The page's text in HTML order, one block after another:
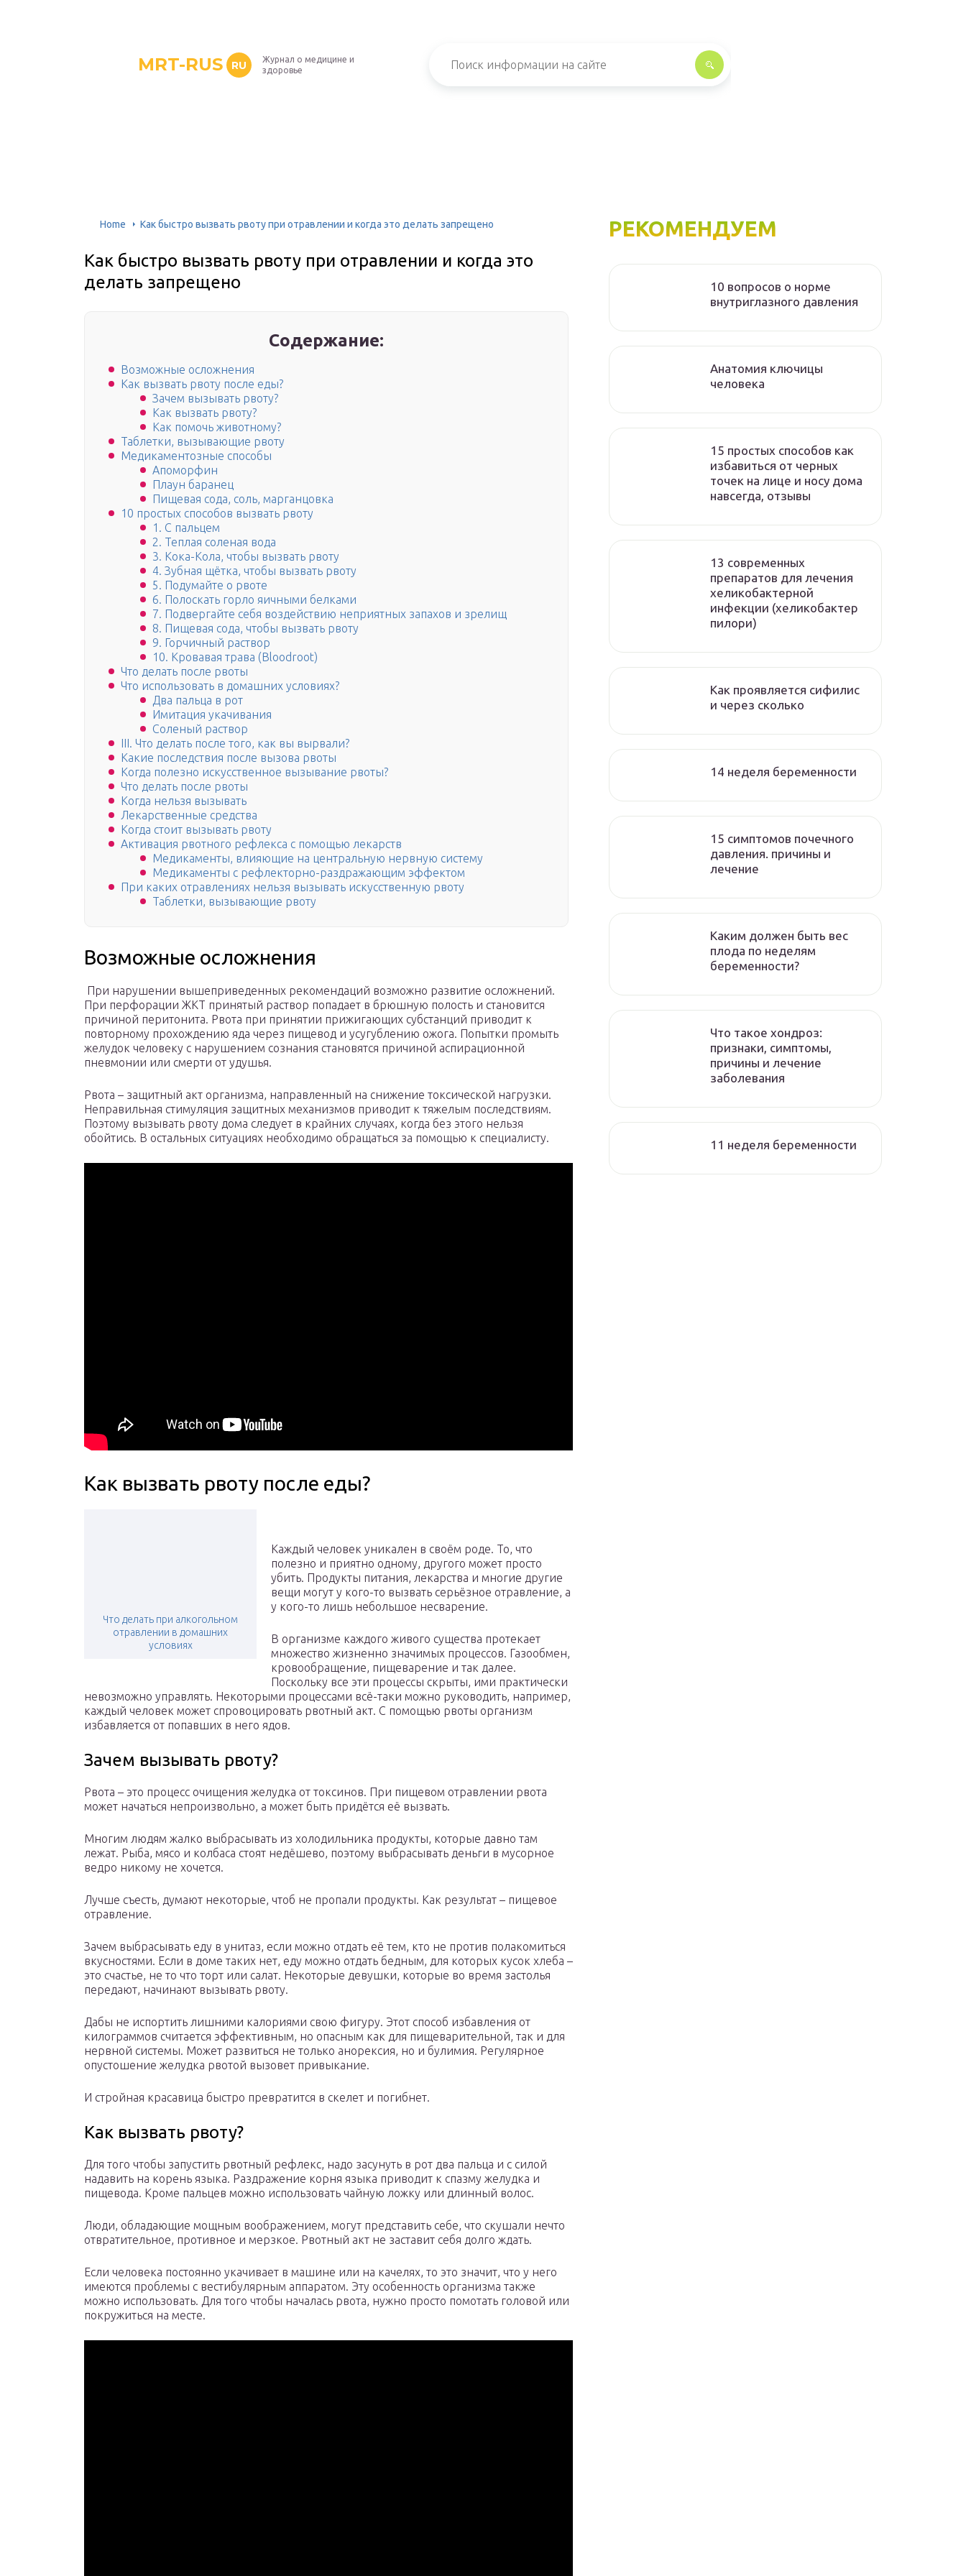
MRT-RUS RU
Журнал о медицине и
здоровье
Home Как быстро вызвать рвоту при отравлении и когда это делать запрещено
Как быстро вызвать рвоту при отравлении и когда это
делать запрещено
Содержание:
Возможные осложнения
Как вызвать рвоту после еды?
Зачем вызывать рвоту?
Как вызвать рвоту?
Как помочь животному?
Таблетки, вызывающие рвоту
Медикаментозные способы
Апоморфин
Плаун баранец
Пищевая сода, соль, марганцовка
10 простых способов вызвать рвоту
1. С пальцем
2. Теплая соленая вода
3. Кока-Кола, чтобы вызвать рвоту
4. Зубная щётка, чтобы вызвать рвоту
5. Подумайте о рвоте
6. Полоскать горло яичными белками
7. Подвергайте себя воздействию неприятных запахов и зрелищ
8. Пищевая сода, чтобы вызвать рвоту
9. Горчичный раствор
10. Кровавая трава (Bloodroot)
Что делать после рвоты
Что использовать в домашних условиях?
Два пальца в рот
Имитация укачивания
Соленый раствор
III. Что делать после того, как вы вырвали?
Какие последствия после вызова рвоты
Когда полезно искусственное вызывание рвоты?
Что делать после рвоты
Когда нельзя вызывать
Лекарственные средства
Когда стоит вызывать рвоту
Активация рвотного рефлекса с помощью лекарств
Медикаменты, влияющие на центральную нервную систему
Медикаменты с рефлекторно-раздражающим эффектом
При каких отравлениях нельзя вызывать искусственную рвоту
Таблетки, вызывающие рвоту
Возможные осложнения
При нарушении вышеприведенных рекомендаций возможно развитие осложнений.
При перфорации ЖКТ принятый раствор попадает в брюшную полость и становится
причиной перитонита. Рвота при принятии прижигающих субстанций приводит к
повторному прохождению яда через пищевод и усугублению ожога. Попытки промыть
желудок человеку с нарушением сознания становятся причиной аспирационной
пневмонии или смерти от удушья.
Рвота – защитный акт организма, направленный на снижение токсической нагрузки.
Неправильная стимуляция защитных механизмов приводит к тяжелым последствиям.
Поэтому вызывать рвоту дома следует в крайних случаях, когда без этого нельзя
обойтись. В остальных ситуациях необходимо обращаться за помощью к специалисту.
Как вызвать рвоту после еды?
Что делать при алкогольном
отравлении в домашних
условиях
Каждый человек уникален в своём роде. То, что
полезно и приятно одному, другого может просто
убить. Продукты питания, лекарства и многие другие
вещи могут у кого-то вызвать серьёзное отравление, а
у кого-то лишь небольшое несварение.
В организме каждого живого существа протекает
множество жизненно значимых процессов. Газообмен,
кровообращение, пищеварение и так далее.
Поскольку все эти процессы скрыты, ими практически
невозможно управлять. Некоторыми процессами всё-таки можно руководить, например,
каждый человек может спровоцировать рвотный акт. С помощью рвоты организм
избавляется от попавших в него ядов.
Зачем вызывать рвоту?
Рвота – это процесс очищения желудка от токсинов. При пищевом отравлении рвота
может начаться непроизвольно, а может быть придётся её вызвать.
Многим людям жалко выбрасывать из холодильника продукты, которые давно там
лежат. Рыба, мясо и колбаса стоят недёшево, поэтому выбрасывать деньги в мусорное
ведро никому не хочется.
Лучше съесть, думают некоторые, чтоб не пропали продукты. Как результат – пищевое
отравление.
Зачем выбрасывать еду в унитаз, если можно отдать её тем, кто не против полакомиться
вкусностями. Если в доме таких нет, еду можно отдать бедным, для которых кусок хлеба –
это счастье, не то что торт или салат. Некоторые девушки, которые во время застолья
передают, начинают вызывать рвоту.
Дабы не испортить лишними калориями свою фигуру. Этот способ избавления от
килограммов считается эффективным, но опасным как для пищеварительной, так и для
нервной системы. Может развиться не только анорексия, но и булимия. Регулярное
опустошение желудка рвотой вызовет привыкание.
И стройная красавица быстро превратится в скелет и погибнет.
Как вызвать рвоту?
Для того чтобы запустить рвотный рефлекс, надо засунуть в рот два пальца и с силой
надавить на корень языка. Раздражение корня языка приводит к спазму желудка и
пищевода. Кроме пальцев можно использовать чайную ложку или длинный волос.
Люди, обладающие мощным воображением, могут представить себе, что скушали нечто
отвратительное, противное и мерзкое. Рвотный акт не заставит себя долго ждать.
Если человека постоянно укачивает в машине или на качелях, то это значит, что у него
имеются проблемы с вестибулярным аппаратом. Эту особенность организма также
можно использовать. Для того чтобы началась рвота, нужно просто помотать головой или
покружиться на месте.
РЕКОМЕНДУЕМ
10 вопросов о норме
внутриглазного давления
Анатомия ключицы
человека
15 простых способов как
избавиться от черных
точек на лице и носу дома
навсегда, отзывы
13 современных
препаратов для лечения
хеликобактерной
инфекции (хеликобактер
пилори)
Как проявляется сифилис
и через сколько
14 неделя беременности
15 симптомов почечного
давления. причины и
лечение
Каким должен быть вес
плода по неделям
беременности?
Что такое хондроз:
признаки, симптомы,
причины и лечение
заболевания
11 неделя беременности